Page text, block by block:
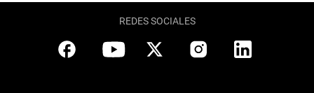
REDES SOCIALES